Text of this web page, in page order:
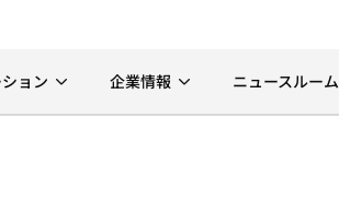
ョン 企業情報 ニュースルーム